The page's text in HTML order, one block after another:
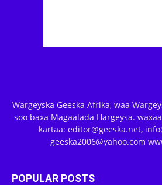
Wargeyska Geeska Afrika, waa
soo baxa Magaalada Hargeysa.
kartaa: editor@geeska.net,
geeska2006@yahoo.com
POPULAR POSTS